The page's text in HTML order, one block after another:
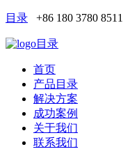
目录 +86 180 3780 8511
目录
首页
产品目录
解决方案
成功案例
关于我们
联系我们